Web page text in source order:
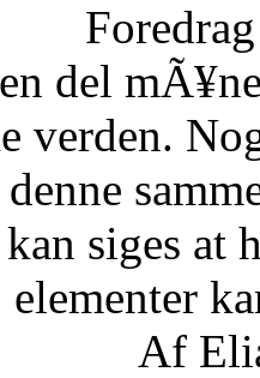
del
verden.
kan siges at
elementer
Af